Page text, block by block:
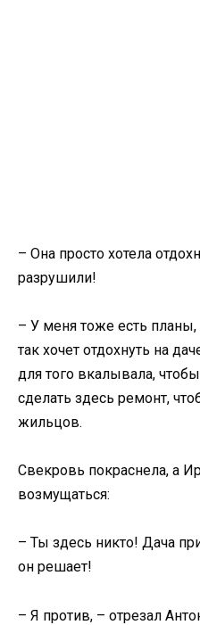
– Она просто хотела
разрушили!
– У меня тоже есть
так хочет отдохнуть на
для того вкалывала,
сделать здесь ремонт,
жильцов.
Свекровь покраснела, а
возмущаться:
– Ты здесь никто! Дача
он решает!
– Я против, – отрезал